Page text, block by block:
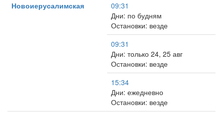
Новоиерусалимская
09:31
Дни: по будням
Остановки: везде
09:31
Дни: только 24, 25 авг
Остановки: везде
15:34
Дни: ежедневно
Остановки: везде